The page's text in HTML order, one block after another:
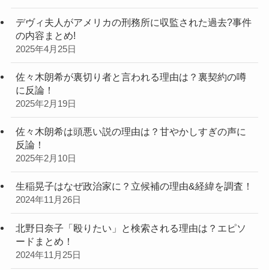
デヴィ夫人がアメリカの刑務所に収監された過去?事件
の内容まとめ!
2025年4月25日
佐々木朗希が裏切り者と言われる理由は？裏契約の噂
に反論！
2025年2月19日
佐々木朗希は頭悪い説の理由は？甘やかしすぎの声に
反論！
2025年2月10日
生稲晃子はなぜ政治家に？立候補の理由&経緯を調査！
2024年11月26日
北野日奈子「殴りたい」と検索される理由は？エピソ
ードまとめ！
2024年11月25日